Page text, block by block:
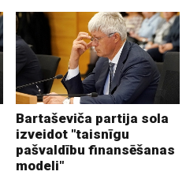
Bartaševiča partija sola
izveidot "taisnīgu
pašvaldību finansēšanas
modeli"